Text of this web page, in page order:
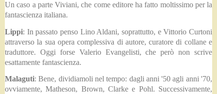
Un caso a parte Viviani, che come editore ha fatto moltissimo per la
fantascienza italiana.
Lippi: In passato penso Lino Aldani, soprattutto, e Vittorio Curtoni
attraverso la sua opera complessiva di autore, curatore di collane e
traduttore. Oggi forse Valerio Evangelisti, che però non scrive
esattamente fantascienza.
Malaguti: Bene, dividiamoli nel tempo: dagli anni '50 agli anni '70,
ovviamente, Matheson, Brown, Clarke e Pohl. Successivamente,